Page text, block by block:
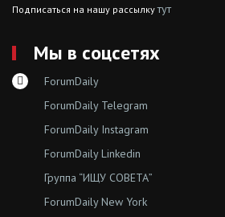
Подписаться на нашу рассылкутут
Мы в соцсетях
ForumDaily
ForumDaily Telegram
ForumDaily Instagram
ForumDaily Linkedin
Группа “ИЩУ СОВЕТА”
ForumDaily New York